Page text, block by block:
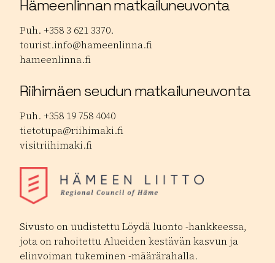
Hämeenlinnan matkailuneuvonta
Puh. +358 3 621 3370.
tourist.info@hameenlinna.fi
hameenlinna.fi
Riihimäen seudun matkailuneuvonta
Puh. +358 19 758 4040
tietotupa@riihimaki.fi
visitriihimaki.fi
Sivusto on uudistettu Löydä luonto -hankkeessa,
jota on rahoitettu Alueiden kestävän kasvun ja
elinvoiman tukeminen -määrärahalla.